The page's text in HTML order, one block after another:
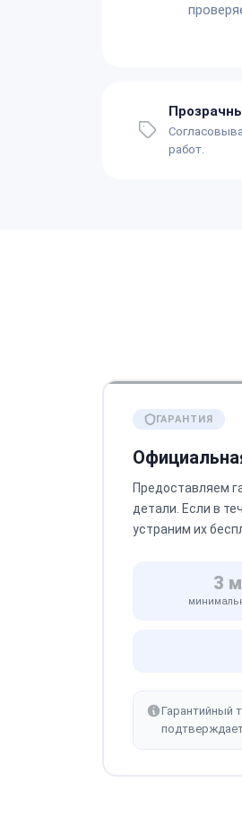
работ.
ГАРАНТИЯ
Предоставляем
детали. Если в
устраним их
3
Гарантийный